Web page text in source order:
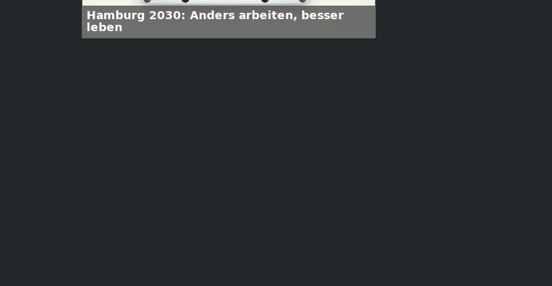
Hamburg 2030: Anders arbeiten, besser
leben